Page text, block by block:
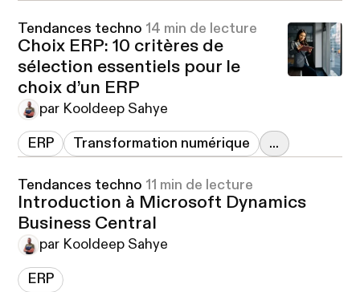
Tendances techno 14 min de lecture
Choix ERP: 10 critères de
sélection essentiels pour le
choix d’un ERP
par Kooldeep Sahye
ERP Transformation numérique ...
Tendances techno 11 min de lecture
Introduction à Microsoft Dynamics
Business Central
par Kooldeep Sahye
ERP